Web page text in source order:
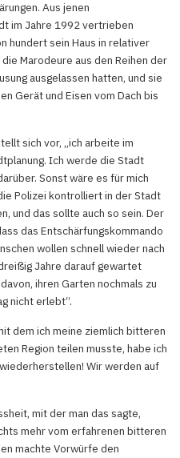
Aus jenen
im Jahre 1992 vertrieben
hundert sein Haus in relativer
Marodeure aus den Reihen der
ausgelassen hatten, und sie
Gerät und Eisen vom Dach bis
sich vor, „ich arbeite im
Ich werde die Stadt
Sonst wäre es für mich
Polizei kontrolliert in der Stadt
und das sollte auch so sein. Der
das Entschärfungskommando
wollen schnell wieder nach
Jahre darauf gewartet
ihren Garten nochmals zu
nicht erlebt“.
dem ich meine ziemlich bitteren
Region teilen musste, habe ich
Wir werden auf
mit der man das sagte,
mehr vom erfahrenen bitteren
machte Vorwürfe den